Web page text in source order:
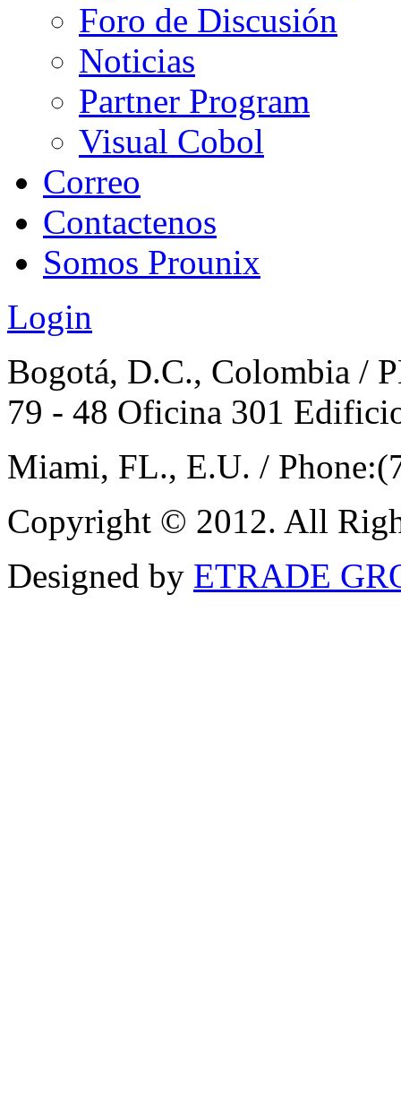
Foro de Discusión
Noticias
Partner Program
Visual Cobol
Correo
Contactenos
Somos Prounix
Login
Bogotá, D.C., Colombia /
79 - 48 Oficina 301
Miami, FL., E.U. /
Copyright © 2012. All
Designed by ETRADE